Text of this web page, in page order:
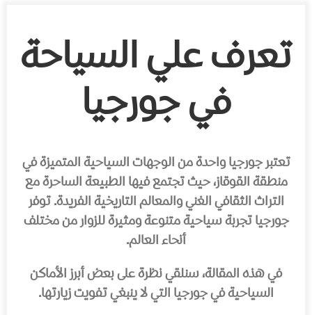
تعرف علي السياحة
في جورجيا
تعتبر جورجيا واحدة من الوجهات السياحية المتميزة في
منطقة القوقاز، حيث تجتمع فيها الطبيعة الساحرة مع
التراث الثقافي الغني والمعالم التاريخية الفريدة. توفر
جورجيا تجربة سياحية متنوعة ومثيرة للزوار من مختلف
أنحاء العالم.
في هذه المقالة، سنلقي نظرة على بعض أبرز الأماكن
السياحية في جورجيا التي لا ينبغي تفويت زيارتها.